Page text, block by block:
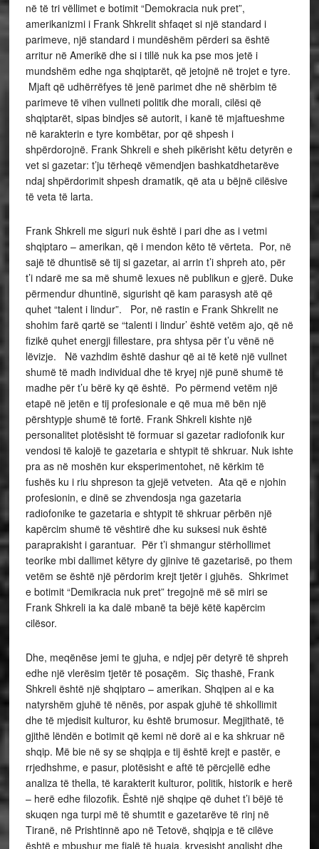
në të tri vëllimet e botimit “Demokracia nuk pret”,
amerikanizmi i Frank Shkrelit shfaqet si një standard i
parimeve, një standard i mundëshëm përderi sa është
arritur në Amerikë dhe si i tillë nuk ka pse mos jetë i
mundshëm edhe nga shqiptarët, që jetojnë në trojet e tyre.
Mjaft që udhërrëfyes të jenë parimet dhe në shërbim të
parimeve të vihen vullneti politik dhe morali, cilësi që
shqiptarët, sipas bindjes së autorit, i kanë të mjaftueshme
në karakterin e tyre kombëtar, por që shpesh i
shpërdorojnë. Frank Shkreli e sheh pikërisht këtu detyrën e
vet si gazetar: t’ju tërheqë vëmendjen bashkatdhetarëve
ndaj shpërdorimit shpesh dramatik, që ata u bëjnë cilësive
të veta të larta.
Frank Shkreli me siguri nuk është i pari dhe as i vetmi
shqiptaro – amerikan, që i mendon këto të vërteta. Por, në
sajë të dhuntisë së tij si gazetar, ai arrin t’i shpreh ato, për
t’i ndarë me sa më shumë lexues në publikun e gjerë. Duke
përmendur dhuntinë, sigurisht që kam parasysh atë që
quhet “talent i lindur”. Por, në rastin e Frank Shkrelit ne
shohim farë qartë se “talenti i lindur’ është vetëm ajo, që në
fizikë quhet energji fillestare, pra shtysa për t’u vënë në
lëvizje. Në vazhdim është dashur që ai të ketë një vullnet
shumë të madh individual dhe të kryej një punë shumë të
madhe për t’u bërë ky që është. Po përmend vetëm një
etapë në jetën e tij profesionale e që mua më bën një
përshtypje shumë të fortë. Frank Shkreli kishte një
personalitet plotësisht të formuar si gazetar radiofonik kur
vendosi të kalojë te gazetaria e shtypit të shkruar. Nuk ishte
pra as në moshën kur eksperimentohet, në kërkim të
fushës ku i riu shpreson ta gjejë vetveten. Ata që e njohin
profesionin, e dinë se zhvendosja nga gazetaria
radiofonike te gazetaria e shtypit të shkruar përbën një
kapërcim shumë të vështirë dhe ku suksesi nuk është
paraprakisht i garantuar. Për t’i shmangur stërhollimet
teorike mbi dallimet këtyre dy gjinive të gazetarisë, po them
vetëm se është një përdorim krejt tjetër i gjuhës. Shkrimet
e botimit “Demikracia nuk pret” tregojnë më së miri se
Frank Shkreli ia ka dalë mbanë ta bëjë këtë kapërcim
cilësor.
Dhe, meqënëse jemi te gjuha, e ndjej për detyrë të shpreh
edhe një vlerësim tjetër të posaçëm. Siç thashë, Frank
Shkreli është një shqiptaro – amerikan. Shqipen ai e ka
natyrshëm gjuhë të nënës, por aspak gjuhë të shkollimit
dhe të mjedisit kulturor, ku është brumosur. Megjithatë, të
gjithë lëndën e botimit që kemi në dorë ai e ka shkruar në
shqip. Më bie në sy se shqipja e tij është krejt e pastër, e
rrjedhshme, e pasur, plotësisht e aftë të përcjellë edhe
analiza të thella, të karakterit kulturor, politik, historik e herë
– herë edhe filozofik. Është një shqipe që duhet t’i bëjë të
skuqen nga turpi më të shumtit e gazetarëve të rinj në
Tiranë, në Prishtinnë apo në Tetovë, shqipja e të cilëve
është e mbushur me fjalë të huaja, kryesisht anglisht dhe